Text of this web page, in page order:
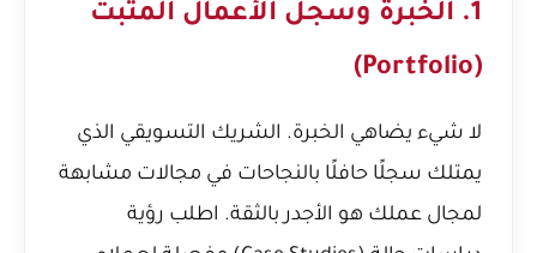
1. الخبرة وسجل الأعمال المثبت
(Portfolio)
لا شيء يضاهي الخبرة. الشريك التسويقي الذي
يمتلك سجلًا حافلًا بالنجاحات في مجالات مشابهة
لمجال عملك هو الأجدر بالثقة. اطلب رؤية